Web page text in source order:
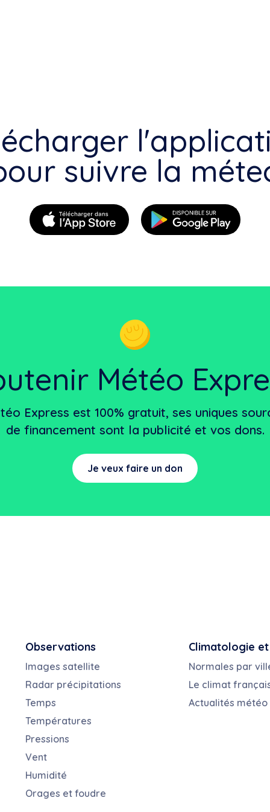
suivre la
Météo
Express est 100% gratuit, ses uniques
de financement sont la publicité et vos dons.
Je veux faire un don
Observations
Images satellite
Radar précipitations
Temps
Températures
Pressions
Vent
Humidité
Orages et foudre
Climatologie
Normales par
Le climat
Actualités météo